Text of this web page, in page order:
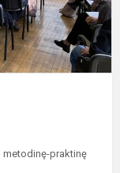
metodinę-praktinę